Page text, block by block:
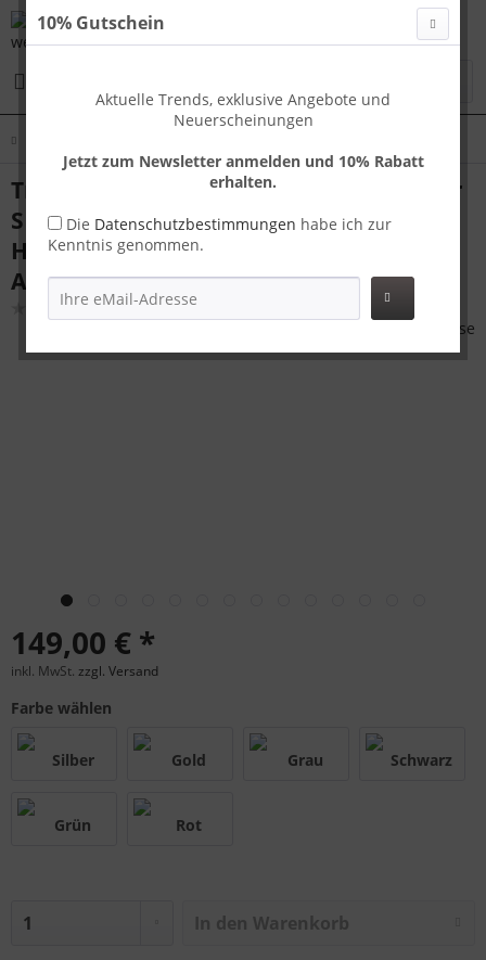
Travelhouse London Handgepäck Koffer
S Gold 55 x 37 x 23 cm | Polycarbonat-
Hartschale | TSA-Schloss,
Aluminiumrahmen
149,00 € *
inkl. MwSt. zzgl. Versand
Farbe wählen
In den Warenkorb
10% Gutschein
Aktuelle Trends, exklusive Angebote und
Neuerscheinungen
Jetzt zum Newsletter anmelden und 10% Rabatt
erhalten.
Die Datenschutzbestimmungen habe ich zur
Kenntnis genommen.